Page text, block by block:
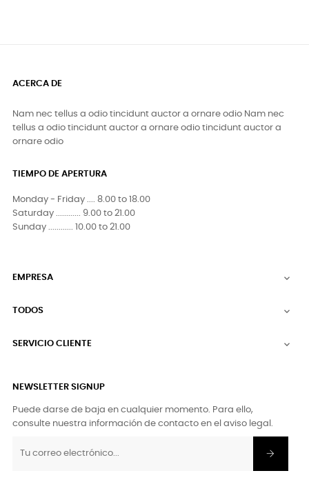
ACERCA DE
Nam nec tellus a odio tincidunt auctor a ornare odio Nam nec
tellus a odio tincidunt auctor a ornare odio tincidunt auctor a
ornare odio
TIEMPO DE APERTURA
Monday - Friday .... 8.00 to 18.00
Saturday ............ 9.00 to 21.00
Sunday ............ 10.00 to 21.00
EMPRESA 
TODOS 
SERVICIO CLIENTE 
NEWSLETTER SIGNUP
Puede darse de baja en cualquier momento. Para ello,
consulte nuestra información de contacto en el aviso legal.